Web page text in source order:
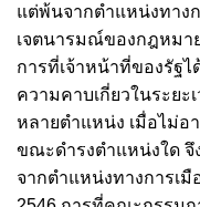
แต่พ้นจากตําแหน่งทางก
เจตนารมณ์ของกฎหมา
การที่เจ้าหน้าที่ของรัฐ
ความคาบเกี่ยวในระยะ
หลายตําแหน่ง เมื่อไม่อ
ขณะดํารงตําแหน่งใด จึ
จากตําแหน่งทางการเ